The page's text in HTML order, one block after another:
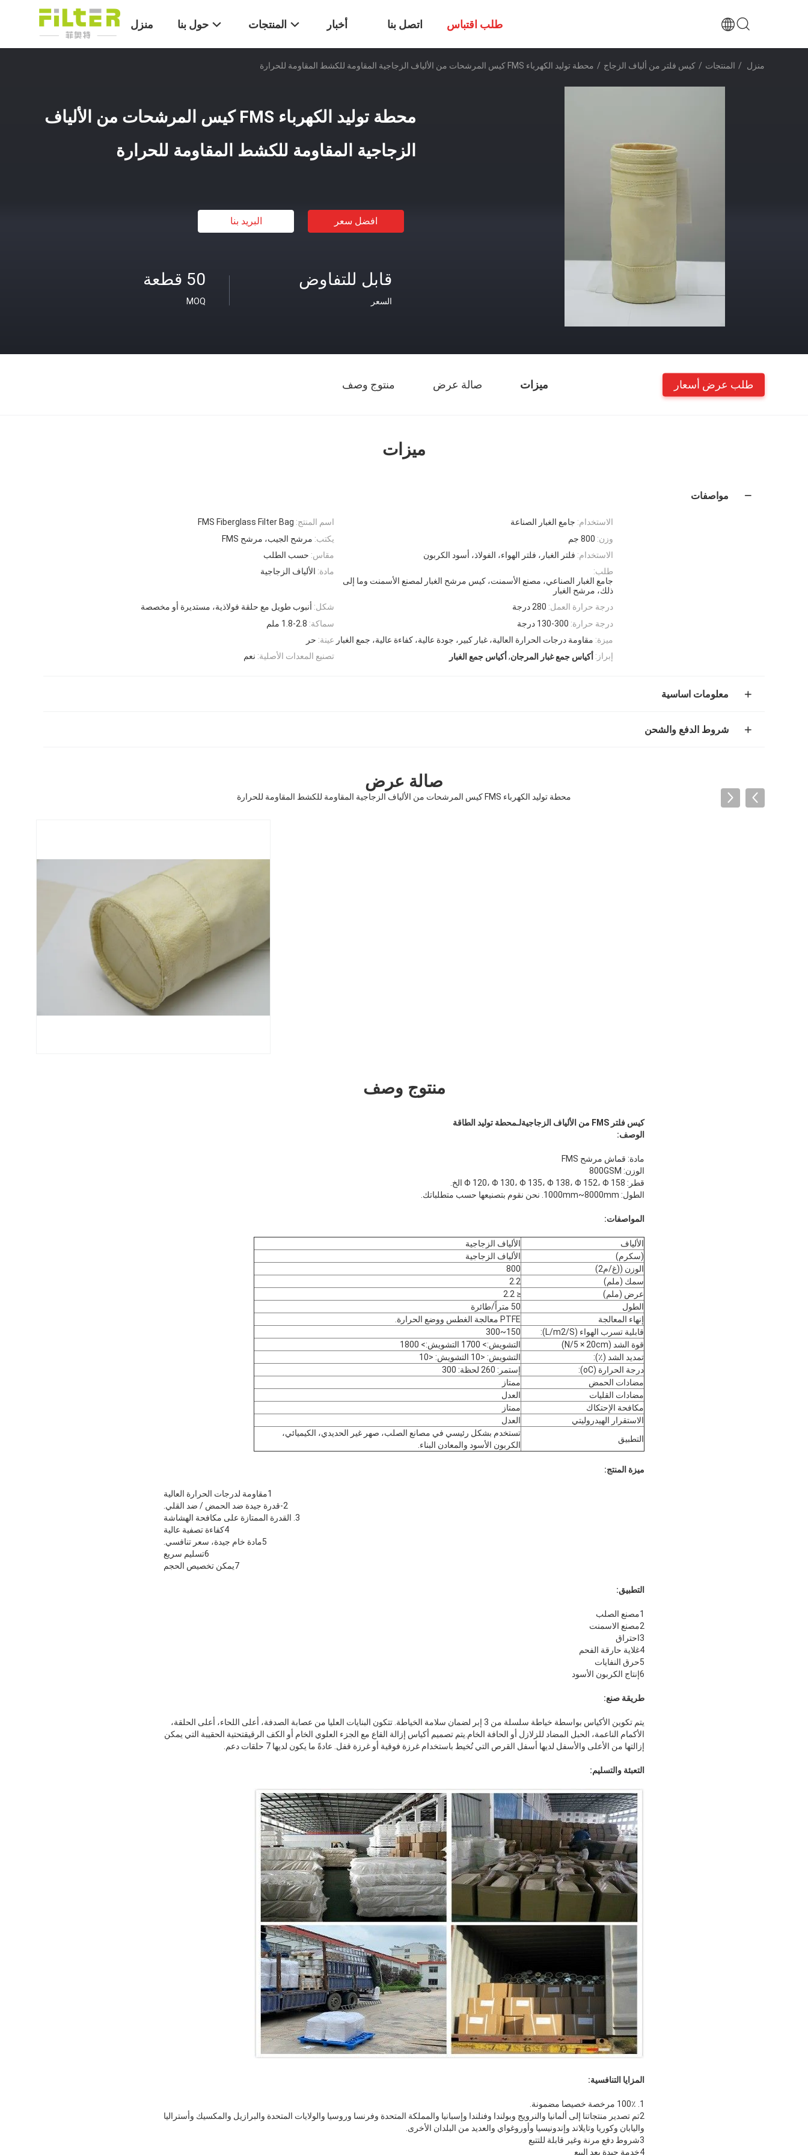
منزل حول بنا المنتجات أخبار اتصل بنا طلب اقتباس
منزل / المنتجات / كيس فلتر من ألياف الزجاج / محطة توليد الكهرباء FMS كيس المرشحات من الألياف الزجاجية المقاومة للكشط المقاومة للحرارة
محطة توليد الكهرباء FMS كيس المرشحات من الألياف
الزجاجية المقاومة للكشط المقاومة للحرارة
افضل سعر البريد بنا
50 قطعة
MOQ
قابل للتفاوض
السعر
ميزات صالة عرض منتوج وصف طلب عرض أسعار
ميزات
مواصفات
اسم المنتج: FMS Fiberglass Filter Bag الاستخدام: جامع الغبار الصناعة
يكتب: مرشح الجيب، مرشح FMS وزن: 800 جم
مقاس: حسب الطلب الاستخدام: فلتر الغبار، فلتر الهواء، الفولاذ، أسود الكربون
مادة: الألياف الزجاجية
طلب:
جامع الغبار الصناعي، مصنع الأسمنت، كيس مرشح الغبار لمصنع الأسمنت وما إلى
ذلك، مرشح الغبار
شكل: أنبوب طويل مع حلقة فولاذية، مستديرة أو مخصصة درجة حرارة العمل: 280 درجة
سماكة: 1.8-2.8 ملم درجة حرارة: 130-300 درجة
عينة: حر ميزة: مقاومة درجات الحرارة العالية، غبار كبير، جودة عالية، كفاءة عالية، جمع الغبار
تصنيع المعدات الأصلية: نعم إبراز: أكياس جمع غبار المرجان, أكياس جمع الغبار
معلومات اساسية
شروط الدفع والشحن
صالة عرض
محطة توليد الكهرباء FMS كيس المرشحات من الألياف الزجاجية المقاومة للكشط المقاومة للحرارة
منتوج وصف
كيس فلتر FMS من الألياف الزجاجية لـمحطة توليد الطاقة
الوصف:
مادة: قماش مرشح FMS
الوزن: 800GSM
قطر: Φ 120، Φ 130، Φ 135، Φ 138، Φ 152، Φ 158 الخ.
الطول: 1000mm~8000mm. نحن نقوم بتصنيعها حسب متطلباتك.
المواصفات:
الألياف
الألياف الزجاجية
(سكرم)
الألياف الزجاجية
الوزن ((غ/م2)
800
سمك (ملم)
2.2
عرض (ملم)
≤ 2.2
الطول
50 متراً/طائرة
إنهاء المعالجة
PTFE معالجة الغطس ووضع الحرارة.
قابلية تسرب الهواء (L/m2/S):
150~300
قوة الشد (N/5 × 20cm)
التشويش:> 1700 التشويش:> 1800
تمديد الشد (٪):
التشويش: <10 التشويش: <10
درجة الحرارة (oC):
إستمر: 260 لحظة: 300
مضادات الحمض
ممتاز
مضادات القليات
العدل
مكافحة الإحتكاك
ممتاز
الاستقرار الهيدروليتي
العدل
التطبيق
تستخدم بشكل رئيسي في مصانع الصلب، صهر غير الحديدي، الكيميائي،
الكربون الأسود والمعادن البناء.
ميزة المنتج:
1مقاومة لدرجات الحرارة العالية
2-قدرة جيدة ضد الحمض / ضد القلي.
3. القدرة الممتازة على مكافحة الهشاشة
4كفاءة تصفية عالية
5مادة خام جيدة، سعر تنافسي.
6تسليم سريع
7يمكن تخصيص الحجم
التطبيق:
1مصنع الصلب
2مصنع الاسمنت
3احتراق
4غلاية حارقة الفحم
5حرق النفايات
6إنتاج الكربون الأسود
طريقة صنع:
يتم تكوين الأكياس بواسطة خياطة سلسلة من 3 إبر لضمان سلامة الخياطة. تتكون البنايات العليا من عصابة الصدفة، أعلى اللحاء، أعلى الحلقة،
الأكمام الناعمة، الحبل المضاد للزلازل أو الحافة الخام.يتم تصميم أكياس إزالة القاع مع الجزء العلوي الخام أو الكف الرقيقتحتية الحقيبة التي يمكن
إزالتها من الأعلى والأسفل لديها أسفل القرص التي تُخيط باستخدام غرزة فوقية أو غرزة قفل. عادةً ما يكون لديها 7 حلقات دعم.
التعبئة والتسليم:
المزايا التنافسية:
1. 100٪ مرخصة خصيصا مضمونة.
2تم تصدير منتجاتنا إلى ألمانيا والنرويج وبولندا وفنلندا وإسبانيا والمملكة المتحدة وفرنسا وروسيا والولايات المتحدة والبرازيل والمكسيك وأستراليا
واليابان وكوريا وتايلاند وإندونيسيا وأوروغواي والعديد من البلدان الأخرى.
3شروط دفع مرنة وغير قابلة للتتبع
4خدمة جيدة بعد البيع